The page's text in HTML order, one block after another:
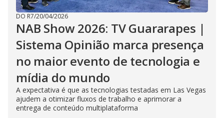
DO R7/20/04/2026
NAB Show 2026: TV Guararapes |
Sistema Opinião marca presença
no maior evento de tecnologia e
mídia do mundo
A expectativa é que as tecnologias testadas em Las Vegas
ajudem a otimizar fluxos de trabalho e aprimorar a
entrega de conteúdo multiplataforma